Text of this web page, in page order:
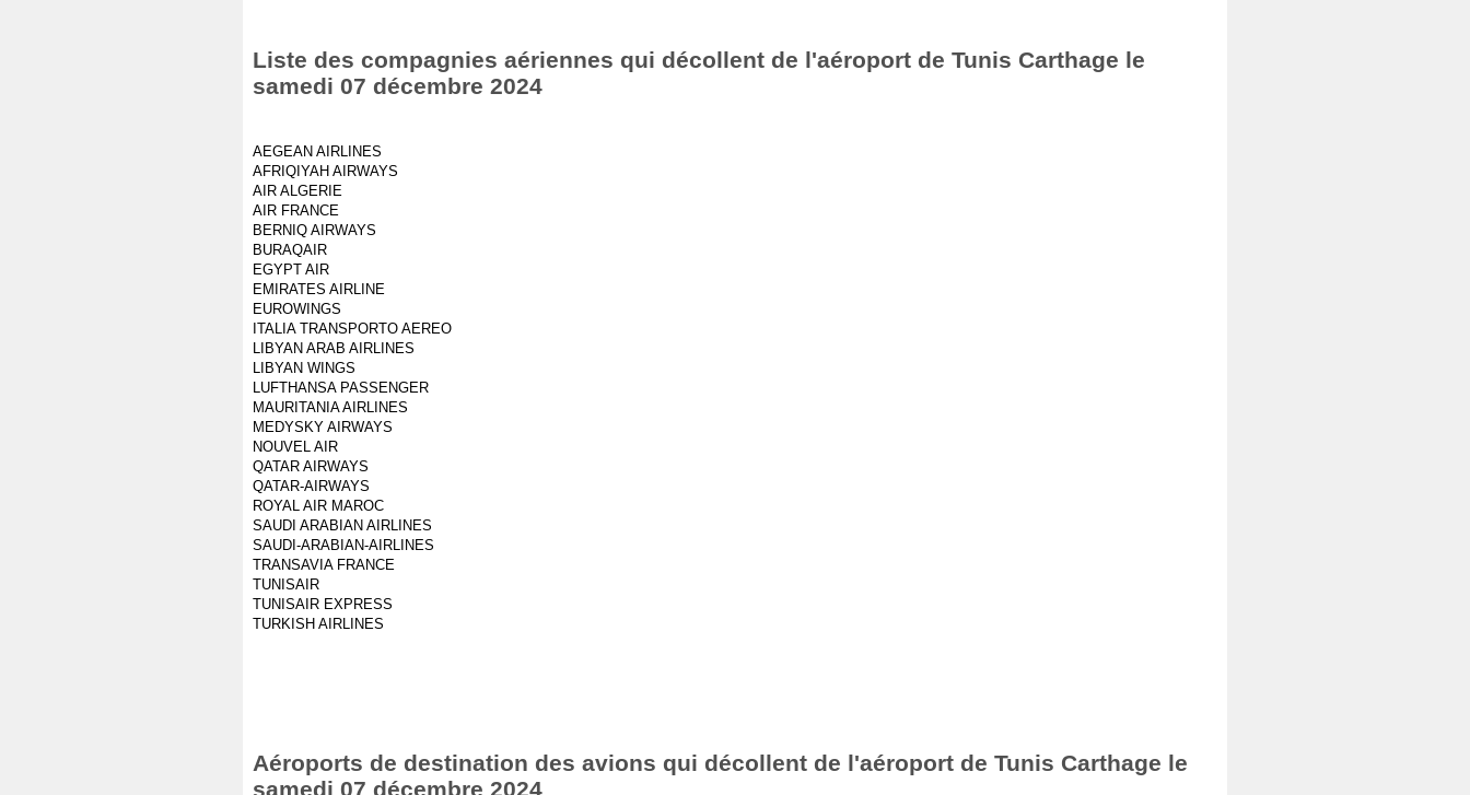
Liste des compagnies aériennes qui décollent de l'aéroport de Tunis Carthage le
samedi 07 décembre 2024
AEGEAN AIRLINES
AFRIQIYAH AIRWAYS
AIR ALGERIE
AIR FRANCE
BERNIQ AIRWAYS
BURAQAIR
EGYPT AIR
EMIRATES AIRLINE
EUROWINGS
ITALIA TRANSPORTO AEREO
LIBYAN ARAB AIRLINES
LIBYAN WINGS
LUFTHANSA PASSENGER
MAURITANIA AIRLINES
MEDYSKY AIRWAYS
NOUVEL AIR
QATAR AIRWAYS
QATAR-AIRWAYS
ROYAL AIR MAROC
SAUDI ARABIAN AIRLINES
SAUDI-ARABIAN-AIRLINES
TRANSAVIA FRANCE
TUNISAIR
TUNISAIR EXPRESS
TURKISH AIRLINES
Aéroports de destination des avions qui décollent de l'aéroport de Tunis Carthage le
samedi 07 décembre 2024